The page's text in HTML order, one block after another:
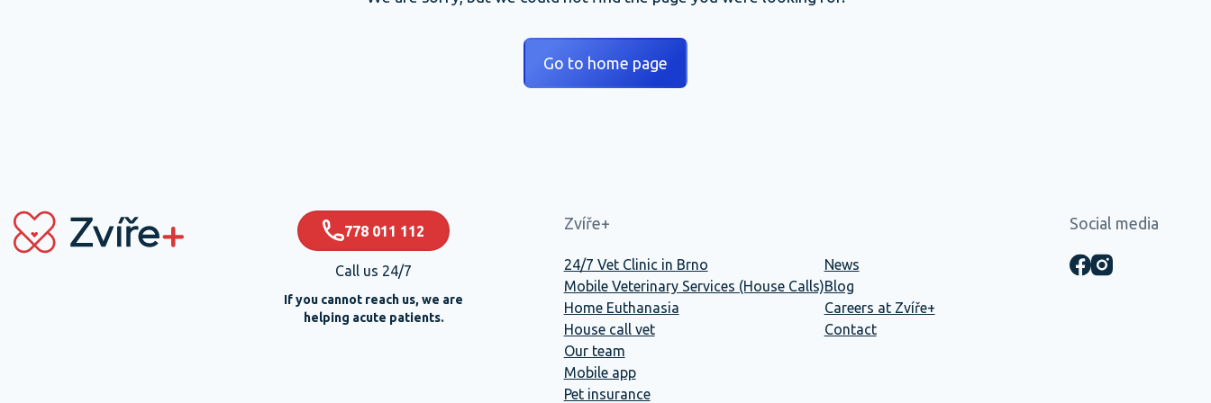
Go to home page
778 011 112
Call us 24/7
If you cannot reach us, we are
helping acute patients.
Zvíře+
24/7 Vet Clinic in Brno
Mobile Veterinary Services (House Calls)
Home Euthanasia
House call vet
Our team
Mobile app
Pet insurance
News
Blog
Careers at Zvíře+
Contact
Social media